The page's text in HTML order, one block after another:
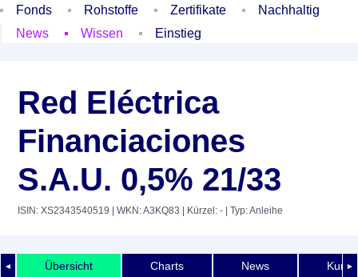
Fonds
Rohstoffe Zertifikate
Nachhaltig
News
Wissen Einstieg
Red Eléctrica
Financiaciones
S.A.U. 0,5% 21/33
ISIN: XS2343540519 | WKN: A3KQ83 | Kürzel: - | Typ: Anleihe
◄ ►
Übersicht Charts News